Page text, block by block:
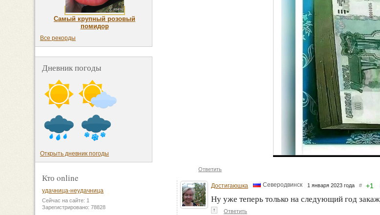
Ответить
Достигаюшка Северодвинск 1 января 2023 года # +1
Ну уже теперь только на следующий год
↑ Ответить
Самый крупный розовый
помидор
Все рекорды
Дневник погоды
Открыть дневник погоды
Кто online
удачница-неудачница
Сейчас на сайте: 1
Зарегистрировано: 78828